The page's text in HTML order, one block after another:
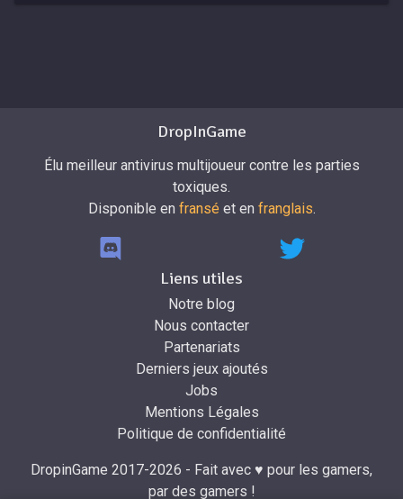
DropInGame
Élu meilleur antivirus multijoueur contre les parties
toxiques.
Disponible en fransé et en franglais.
Liens utiles
Notre blog
Nous contacter
Partenariats
Derniers jeux ajoutés
Jobs
Mentions Légales
Politique de confidentialité
DropinGame 2017-2026 - Fait avec ♥ pour les gamers,
par des gamers !